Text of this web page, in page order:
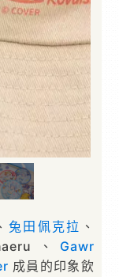
兔田佩克拉 、
、 Gawr
成員的印象飲